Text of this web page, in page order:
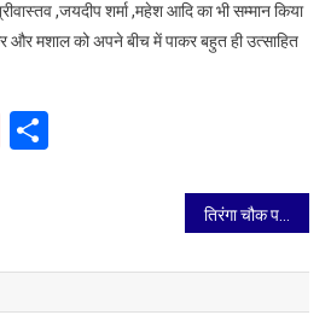
,जयदीप शर्मा ,महेश आदि का भी सम्मान किया
और मशाल को अपने बीच में पाकर बहुत ही उत्साहित
GmailShare